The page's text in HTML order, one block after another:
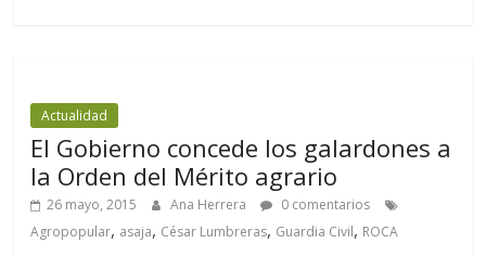
Actualidad
El Gobierno concede los galardones a
la Orden del Mérito agrario
26 mayo, 2015 Ana Herrera
0 comentarios
Agropopular, asaja, César Lumbreras, Guardia Civil, ROCA